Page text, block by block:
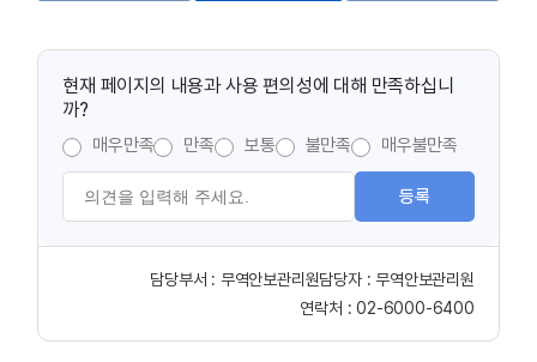
현재 페이지의 내용과 사용 편의성에 대해 만족하십니
까?
매우만족 만족 보통 불만족 매우불만족
등록
담당부서 : 무역안보관리원담당자 : 무역안보관리원
연락처 :02-6000-6400